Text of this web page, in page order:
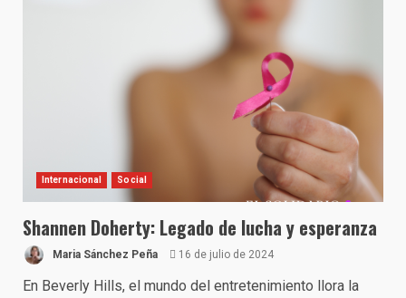
Internacional Social
Shannen Doherty: Legado de lucha y esperanza
Maria Sánchez Peña 16 de julio de 2024
En Beverly Hills, el mundo del entretenimiento llora la